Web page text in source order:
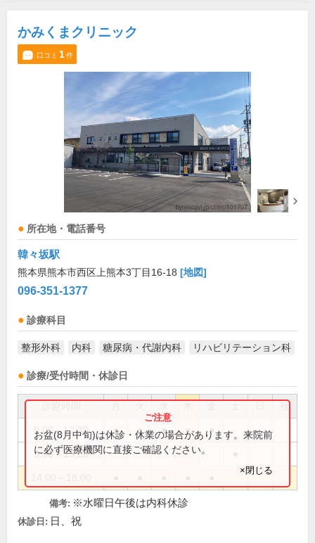
かみくまクリニック
口コミ 1件
所在地・電話番号
韓々坂駅
熊本県熊本市西区上熊本3丁目16-18 [地図]
096-351-1377
診療科目
整形外科 内科 糖尿病・代謝内科 リハビリテーション科
診療/受付時間・休診日
祝
9:00～12:30 ● ● ● ● ●
9:00～13:00
お盆(8月中旬)は休診・休業の場合があります。来院前
に必ず医療機関に直接ご確認ください。
×閉じる
備考: ※水曜日午後は内科休診
休診日: 日、祝